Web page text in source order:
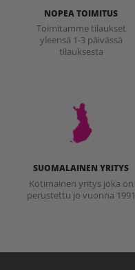
NOPEA TOIMITUS
Toimitamme tilaukset
yleensä 1-3 päivässä
tilauksesta
SUOMALAINEN YRITYS
Kotimainen yritys joka on
perustettu jo vuonna 1991